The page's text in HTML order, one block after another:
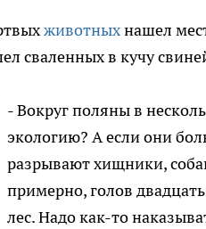
животныхнашел
сваленных в кучу
- Вокруг поляны в
экологию? А если они
разрывают хищники,
примерно, голов
лес. Надо как-то